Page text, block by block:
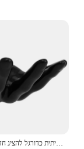
כדורסל מתלה קיר רכוב ביד בצורת כדור מתלה רב תכליתית כדורגל להציג חדר מדף תפאורה